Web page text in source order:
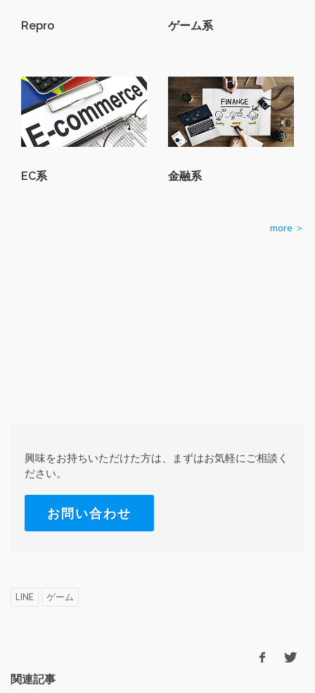
Repro ゲーム系
EC系 金融系
more ＞
興味をお持ちいただけた方は、まずはお気軽にご相談く
ださい。
お問い合わせ
LINE ゲーム
関連記事